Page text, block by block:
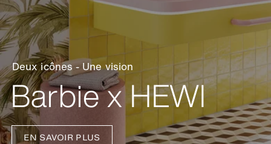
Complément au lavabo
AQ 111 et AQ 477
EN SAVOIR PLUS